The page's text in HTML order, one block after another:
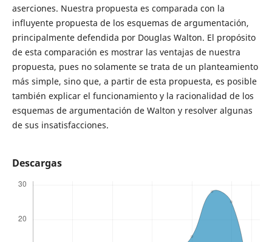
aserciones. Nuestra propuesta es comparada con la
influyente propuesta de los esquemas de argumentación,
principalmente defendida por Douglas Walton. El propósito
de esta comparación es mostrar las ventajas de nuestra
propuesta, pues no solamente se trata de un planteamiento
más simple, sino que, a partir de esta propuesta, es posible
también explicar el funcionamiento y la racionalidad de los
esquemas de argumentación de Walton y resolver algunas
de sus insatisfacciones.
Descargas